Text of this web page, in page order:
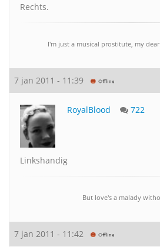
Rechts.
I'm just a musical prostitute, my
7 jan 2011 - 11:39
RoyalBlood 722
Linkshandig
But love's a malady
7 jan 2011 - 11:42